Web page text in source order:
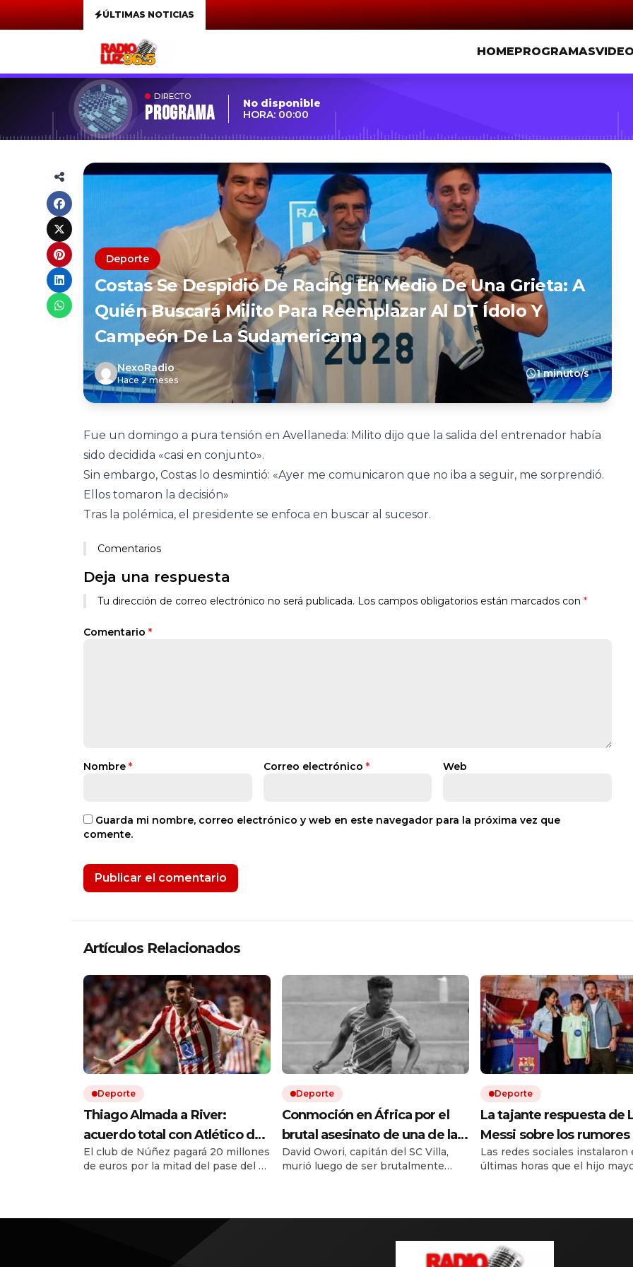
ÚLTIMAS NOTICIAS
HOMEPROGRAMAS
DIRECTO
Programa
No disponible
HORA: 00:00
Deporte
Costas Se Despidió De Racing En Medio De Una Grieta: A
Quién Buscará Milito Para Reemplazar Al DT Ídolo Y
Campeón De La Sudamericana
NexoRadio
Hace 2 meses
1 minuto/s
Fue un domingo a pura tensión en Avellaneda: Milito dijo que la salida del entrenador había
sido decidida «casi en conjunto».
Sin embargo, Costas lo desmintió: «Ayer me comunicaron que no iba a seguir, me sorprendió.
Ellos tomaron la decisión»
Tras la polémica, el presidente se enfoca en buscar al sucesor.
Comentarios
Deja una respuesta
Tu dirección de correo electrónico no será publicada. Los campos obligatorios están marcados con *
Comentario *
Nombre * Correo electrónico * Web
Guarda mi nombre, correo electrónico y web en este navegador para la próxima vez que
comente.
Artículos Relacionados
Deporte
Thiago Almada a River:
acuerdo total con Atlético de
Madrid y el campeón del
mundo llega por una cifra
El club de Núñez pagará 20 millones
de euros por la mitad del pase del ex
argentino. El equipo de Coudet se
Deporte
Conmoción en África por el
brutal asesinato de una de las
figuras del fútbol ugandés
David Owori, capitán del SC Villa,
murió luego de ser brutalmente
Deporte
La tajante respuesta de
Messi sobre los rumores
salida de su hijo Thiago
Inter Miami a La Masía
Las redes sociales instalaron
últimas horas que el hijo
debut frente a Atlético San
sobre esas versiones durante